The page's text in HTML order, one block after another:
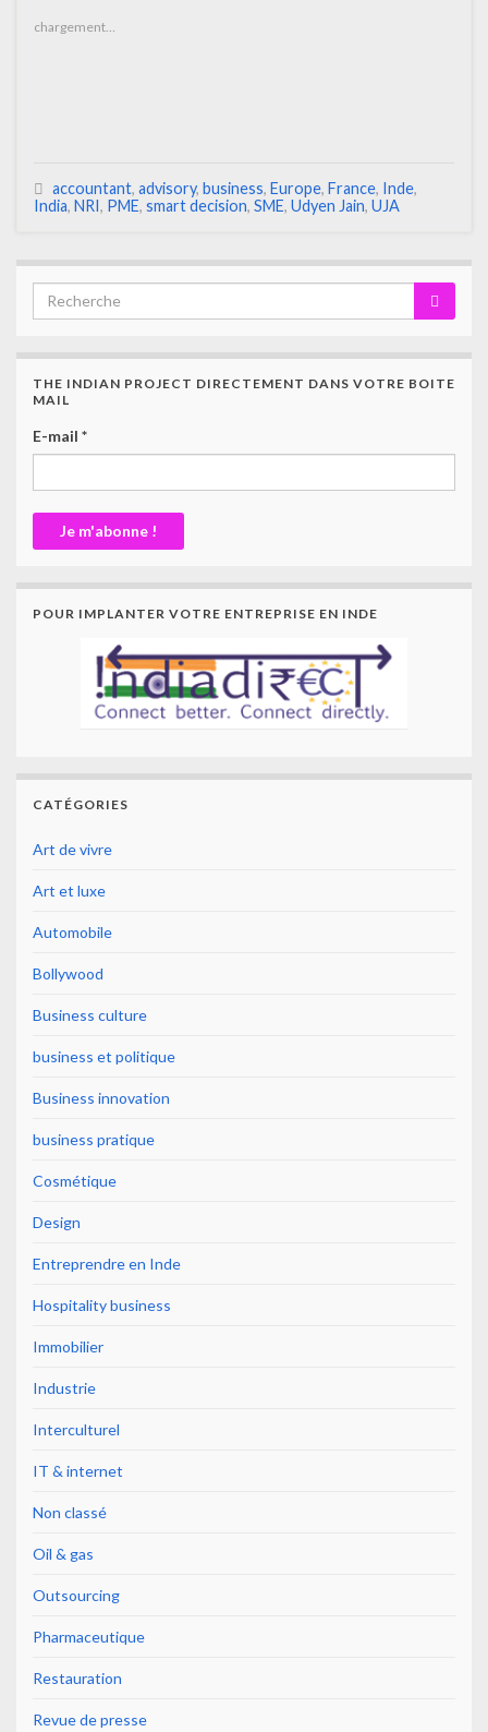
chargement…
accountant, advisory, business, Europe, France, Inde,
India, NRI, PME, smart decision, SME, Udyen Jain, UJA
THE INDIAN PROJECT DIRECTEMENT DANS VOTRE BOITE
MAIL
E-mail *
POUR IMPLANTER VOTRE ENTREPRISE EN INDE
CATÉGORIES
Art de vivre
Art et luxe
Automobile
Bollywood
Business culture
business et politique
Business innovation
business pratique
Cosmétique
Design
Entreprendre en Inde
Hospitality business
Immobilier
Industrie
Interculturel
IT & internet
Non classé
Oil & gas
Outsourcing
Pharmaceutique
Restauration
Revue de presse